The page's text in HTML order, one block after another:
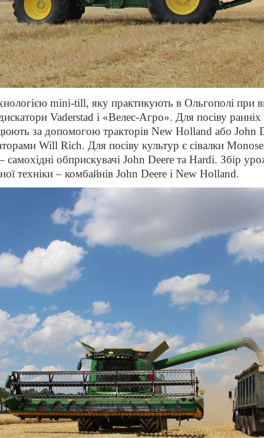
mini-till, яку практикують в Ольгополі при
Vaderstad і «Велес-Агро». Для посіву
за допомогою тракторів New Holland або John
Will Rich. Для посіву культур є сівалки
самохідні обприскувачі John Deere та Hardi. Збір
техніки – комбайнів John Deere і New Holland.